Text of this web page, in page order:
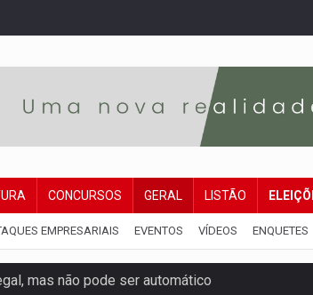
CONCURSOS GERAL LISTÃO
EMPRESARIAIS EVENTOS VÍDEOS ENQUETES
mas não pode ser automático